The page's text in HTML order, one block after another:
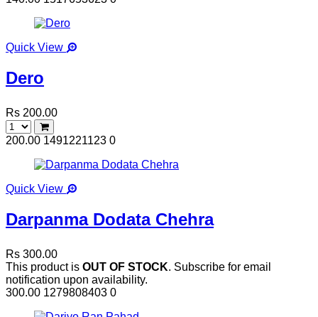
Quick View
Dero
Rs 200.00
200.00 1491221123 0
Quick View
Darpanma Dodata Chehra
Rs 300.00
This product is OUT OF STOCK. Subscribe for email
notification upon availability.
300.00 1279808403 0